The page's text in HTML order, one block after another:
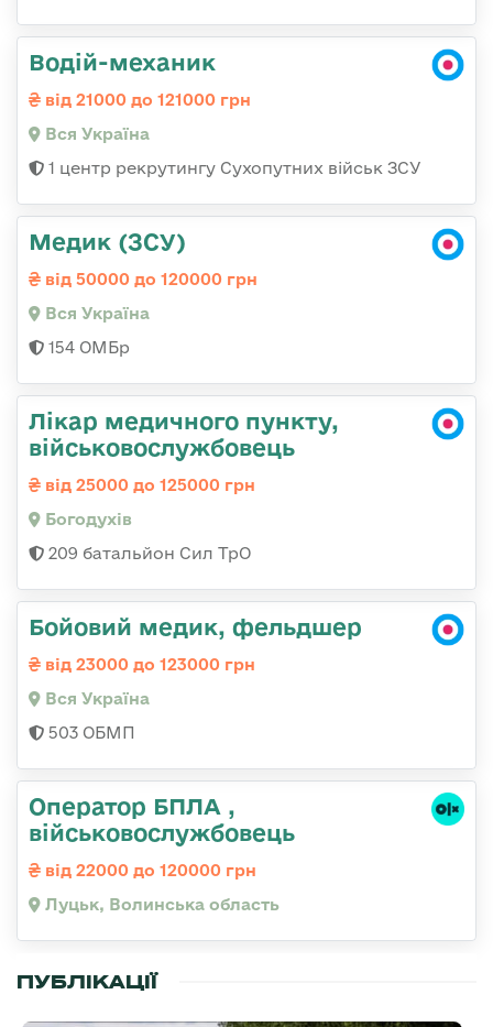
Водій-механик
від 21000 до 121000 грн
Вся Україна
1 центр рекрутингу Сухопутних військ ЗСУ
Медик (ЗСУ)
від 50000 до 120000 грн
Вся Україна
154 ОМБр
Лікар медичного пункту,
військовослужбовець
від 25000 до 125000 грн
Богодухів
209 батальйон Сил ТрО
Бойовий медик, фельдшер
від 23000 до 123000 грн
Вся Україна
503 ОБМП
Оператор БПЛА ,
військовослужбовець
від 22000 до 120000 грн
Луцьк, Волинська область
ПУБЛІКАЦІЇ